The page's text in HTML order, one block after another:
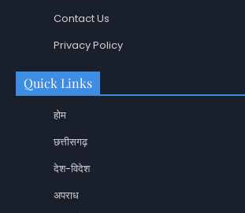
Contact Us
Privacy Policy
Quick Links
होम
छत्तीसगढ़
देश-विदेश
अपराध